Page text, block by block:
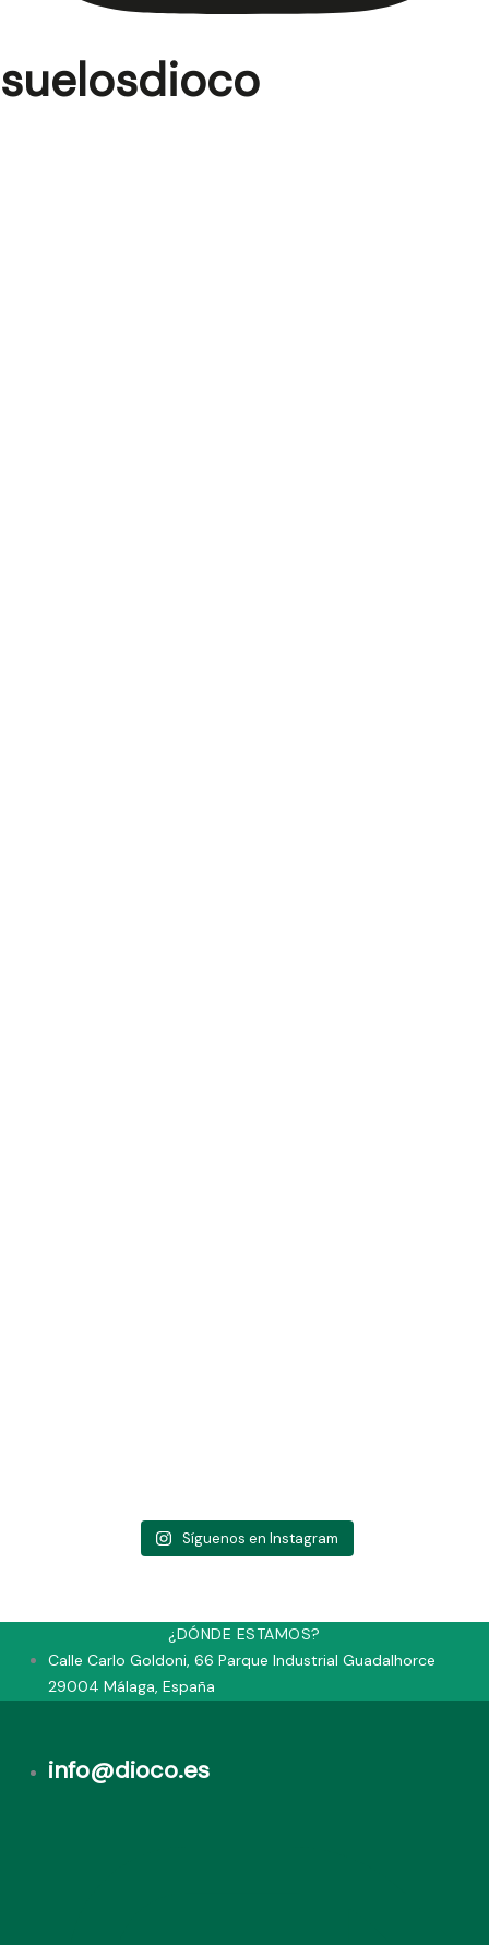
suelosdioco
Síguenos en Instagram
¿DÓNDE ESTAMOS?
Calle Carlo Goldoni, 66 Parque Industrial Guadalhorce
29004 Málaga, España
info@dioco.es